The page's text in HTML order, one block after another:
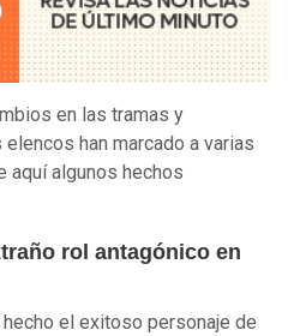
en las tramas y
han marcado a varias
aquí algunos hechos
rol antagónico en
hecho el exitoso personaje de